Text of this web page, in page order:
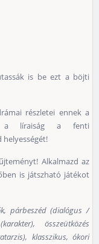
is be ezt a böjti
részletei ennek a
e a líraiság a fenti
Alkalmazd az
is játszható játékot
párbeszéd (dialógus /
összeütközés
klasszikus, ókori